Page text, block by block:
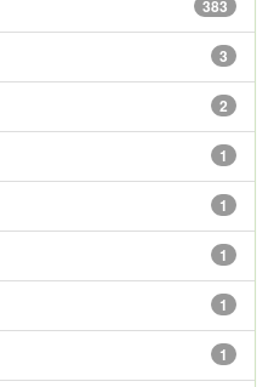
383
3
2
1
1
1
1
1